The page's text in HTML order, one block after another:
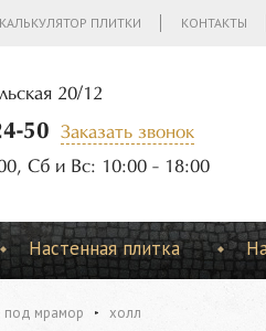
КАЛЬКУЛЯТОР ПЛИТКИ КОНТАКТЫ
20/12
50
Заказать звонок
Сб и Вс: 10:00 - 18:00
Настенная плитка
под мрамор холл